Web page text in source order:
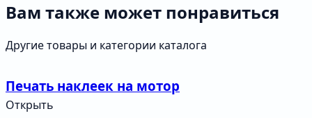
Вам также может понравиться
Другие товары и категории каталога
Печать наклеек на мотор
Открыть